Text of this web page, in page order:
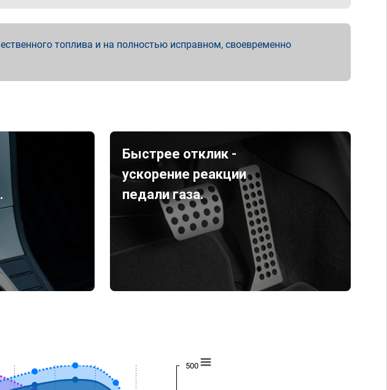
топлива и на полностью исправном, своевременно
Быстрее отклик -
ускорение реакции
педали газа.
500